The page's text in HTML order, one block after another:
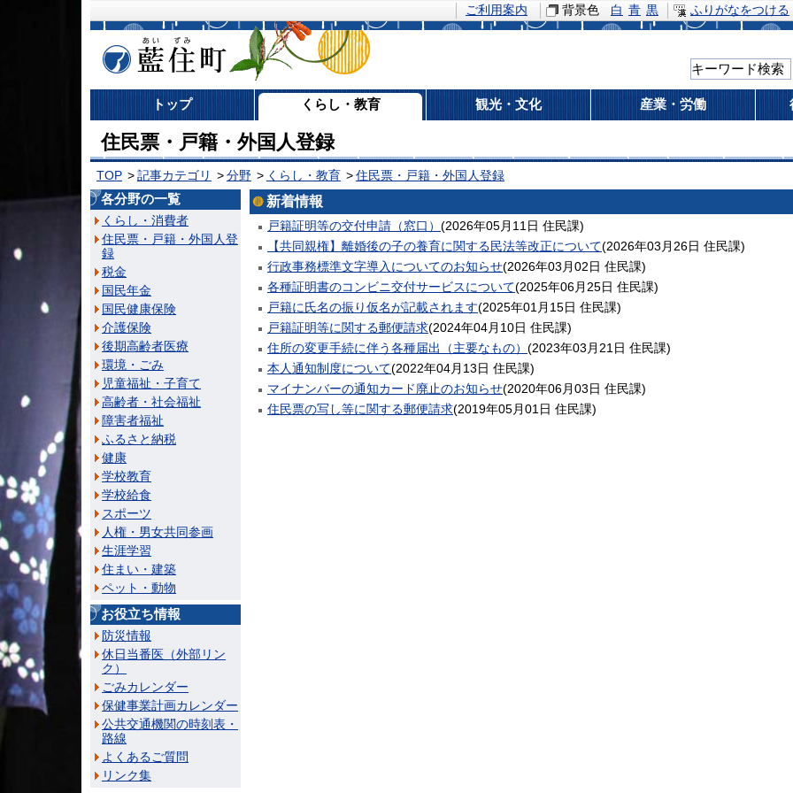
ご利用案内 背景色 白 青 黒 ふりがなをつける
藍住町
トップ くらし・教育 観光・文化 産業・労働
住民票・戸籍・外国人登録
TOP 記事カテゴリ 分野 くらし・教育 住民票・戸籍・外国人登録
新着情報
戸籍証明等の交付申請（窓口） (2026年05月11日 住民課)
【共同親権】離婚後の子の養育に関する民法等改正について(2026年03月26日 住民課)
行政事務標準文字導入についてのお知らせ(2026年03月02日 住民課)
各種証明書のコンビニ交付サービスについて(2025年06月25日 住民課)
戸籍に氏名の振り仮名が記載されます(2025年01月15日 住民課)
戸籍証明等に関する郵便請求(2024年04月10日 住民課)
住所の変更手続に伴う各種届出（主要なもの） (2023年03月21日 住民課)
本人通知制度について(2022年04月13日 住民課)
マイナンバーの通知カード廃止のお知らせ(2020年06月03日 住民課)
住民票の写し等に関する郵便請求(2019年05月01日 住民課)
各分野の一覧
くらし・消費者
住民票・戸籍・外国人登
録
税金
国民年金
国民健康保険
介護保険
後期高齢者医療
環境・ごみ
児童福祉・子育て
高齢者・社会福祉
障害者福祉
ふるさと納税
健康
学校教育
学校給食
スポーツ
人権・男女共同参画
生涯学習
住まい・建築
ペット・動物
お役立ち情報
防災情報
休日当番医（外部リン
ク）
ごみカレンダー
保健事業計画カレンダー
公共交通機関の時刻表・
路線
よくあるご質問
リンク集